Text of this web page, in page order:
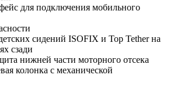
для подключения мобильного
сидений ISOFIX и Top Tether на
сзади
нижней части моторного отсека
колонка с механической